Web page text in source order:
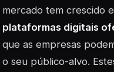
mercado tem crescido
plataformas digitais
que as empresas
o seu público-alvo.